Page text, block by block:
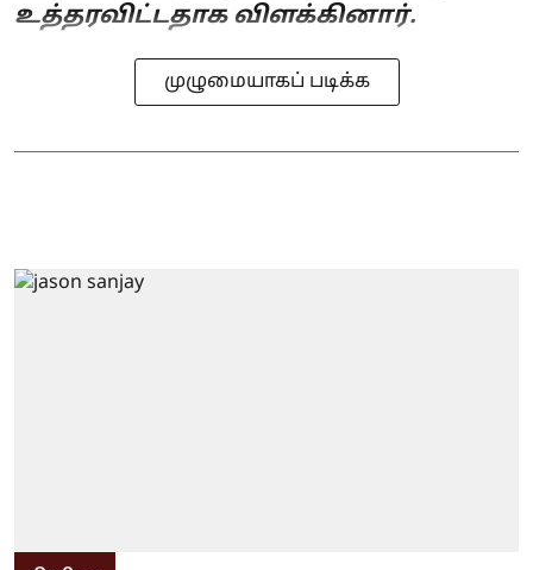
உத்தரவிட்டதாக விளக்கினார்.
முழுமையாகப் படிக்க